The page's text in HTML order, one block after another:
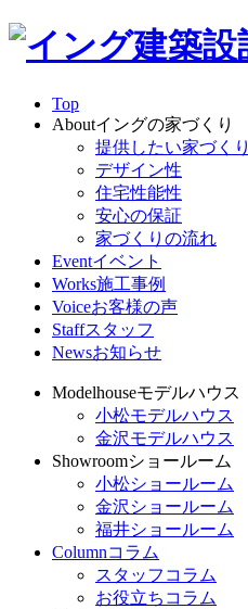
Top
Aboutイングの家づくり
提供したい家づくり
デザイン性
住宅性能性
安心の保証
家づくりの流れ
Eventイベント
Works施工事例
Voiceお客様の声
Staffスタッフ
Newsお知らせ
Modelhouseモデルハウス
小松モデルハウス
金沢モデルハウス
Showroomショールーム
小松ショールーム
金沢ショールーム
福井ショールーム
Columnコラム
スタッフコラム
お役立ちコラム